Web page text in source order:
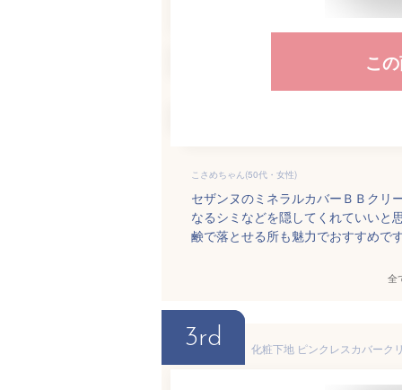
こ
こさめちゃん(50代・女性)
セザンヌのミネラルカバーＢＢクリ
なるシミなどを隠してくれていいと
鹸で落とせる所も魅力でおすすめで
全
3rd